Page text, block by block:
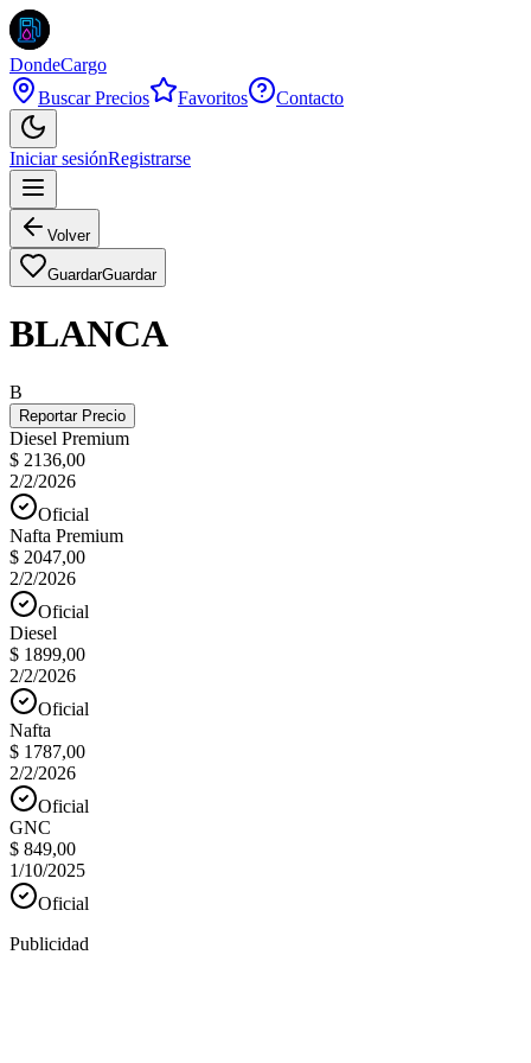
DondeCargo
Buscar Precios
Favoritos Contacto
Iniciar sesiónRegistrarse
Volver
GuardarGuardar
BLANCA
B
Reportar Precio
Diesel Premium
$ 2136,00
2/2/2026
Oficial
Nafta Premium
$ 2047,00
2/2/2026
Oficial
Diesel
$ 1899,00
2/2/2026
Oficial
Nafta
$ 1787,00
2/2/2026
Oficial
GNC
$ 849,00
1/10/2025
Oficial
Publicidad